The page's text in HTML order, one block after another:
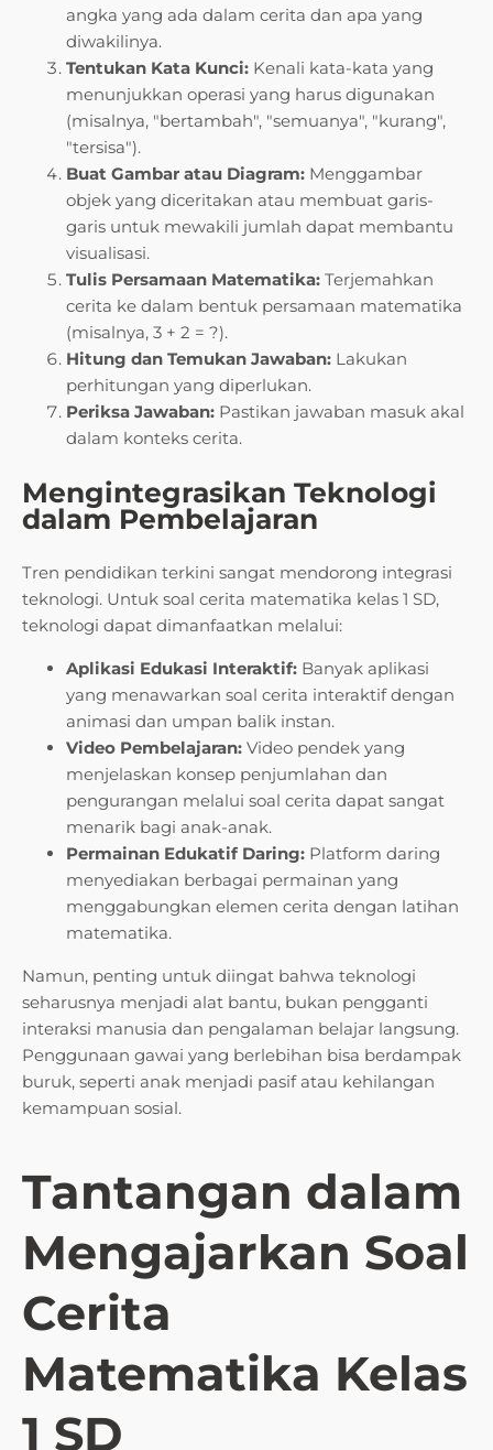
angka yang ada dalam cerita dan apa yang
diwakilinya.
Tentukan Kata Kunci: Kenali kata-kata yang
menunjukkan operasi yang harus digunakan
(misalnya, "bertambah", "semuanya", "kurang",
"tersisa").
Buat Gambar atau Diagram: Menggambar
objek yang diceritakan atau membuat garis-
garis untuk mewakili jumlah dapat membantu
visualisasi.
Tulis Persamaan Matematika: Terjemahkan
cerita ke dalam bentuk persamaan matematika
(misalnya, 3 + 2 = ?).
Hitung dan Temukan Jawaban: Lakukan
perhitungan yang diperlukan.
Periksa Jawaban: Pastikan jawaban masuk akal
dalam konteks cerita.
Mengintegrasikan Teknologi
dalam Pembelajaran
Tren pendidikan terkini sangat mendorong integrasi
teknologi. Untuk soal cerita matematika kelas 1 SD,
teknologi dapat dimanfaatkan melalui:
Aplikasi Edukasi Interaktif: Banyak aplikasi
yang menawarkan soal cerita interaktif dengan
animasi dan umpan balik instan.
Video Pembelajaran: Video pendek yang
menjelaskan konsep penjumlahan dan
pengurangan melalui soal cerita dapat sangat
menarik bagi anak-anak.
Permainan Edukatif Daring: Platform daring
menyediakan berbagai permainan yang
menggabungkan elemen cerita dengan latihan
matematika.
Namun, penting untuk diingat bahwa teknologi
seharusnya menjadi alat bantu, bukan pengganti
interaksi manusia dan pengalaman belajar langsung.
Penggunaan gawai yang berlebihan bisa berdampak
buruk, seperti anak menjadi pasif atau kehilangan
kemampuan sosial.
Tantangan dalam
Mengajarkan Soal
Cerita
Matematika Kelas
1 SD